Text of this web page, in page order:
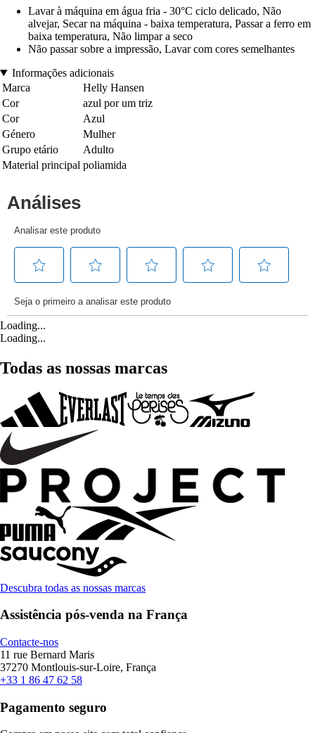
Lavar à máquina em água fria - 30°C ciclo delicado, Não
alvejar, Secar na máquina - baixa temperatura, Passar a ferro em
baixa temperatura, Não limpar a seco
Não passar sobre a impressão, Lavar com cores semelhantes
Informações adicionais
Marca
Helly Hansen
Cor
azul por um triz
Cor
Azul
Género
Mulher
Grupo etário
Adulto
Material principal poliamida
Loading...
Loading...
Todas as nossas marcas
Descubra todas as nossas marcas
Assistência pós-venda na França
Contacte-nos
11 rue Bernard Maris
37270 Montlouis-sur-Loire, França
+33 1 86 47 62 58
Pagamento seguro